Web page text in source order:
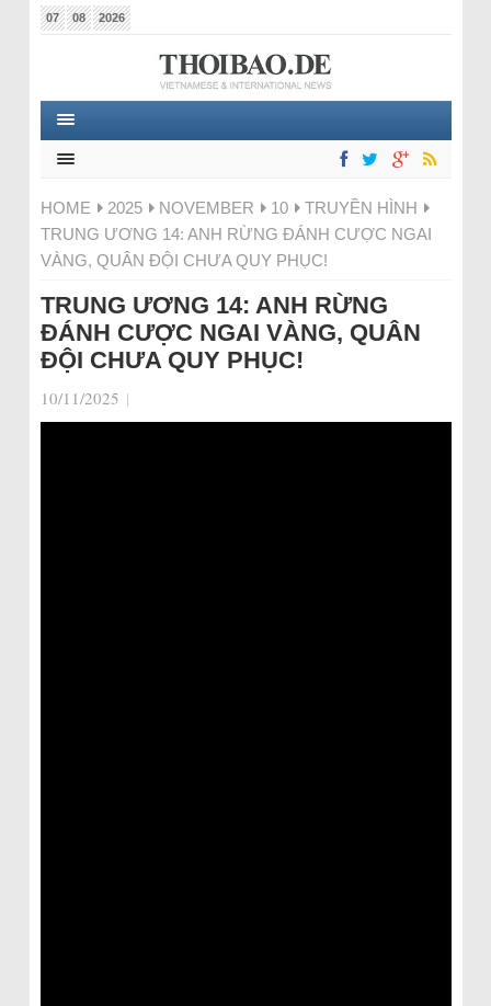
07 08 2026
HOME 2025 NOVEMBER 10
TRUYỀN HÌNH
TRUNG ƯƠNG 14: ANH RỪNG ĐÁNH CƯỢC NGAI
VÀNG, QUÂN ĐỘI CHƯA QUY PHỤC!
TRUNG ƯƠNG 14: ANH RỪNG
ĐÁNH CƯỢC NGAI VÀNG, QUÂN
ĐỘI CHƯA QUY PHỤC!
10/11/2025 |